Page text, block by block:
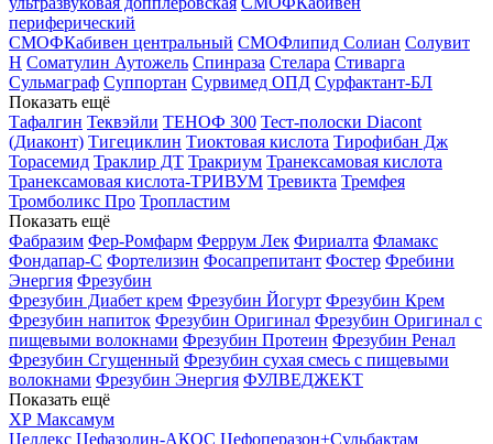
периферический
СМОФКабивен центральный СМОФлипид Солиан Солувит
Н Соматулин Аутожель Спинраза Стелара Стиварга
Сульмаграф Суппортан Сурвимед ОПД Сурфактант-БЛ
Показать ещё
Тафалгин Теквэйли ТЕНОФ 300 Тест-полоски Diacont
(Диаконт) Тигециклин Тиоктовая кислота Тирофибан Дж
Торасемид Траклир ДТ Тракриум Транексамовая кислота
Транексамовая кислота-ТРИВУМ Тревикта Тремфея
Тромболикс Про Тропластим
Показать ещё
Фабразим Фер-Ромфарм Феррум Лек Фириалта Фламакс
Фондапар-С Фортелизин Фосапрепитант Фостер Фребини
Энергия Фрезубин
Фрезубин Диабет крем Фрезубин Йогурт Фрезубин Крем
Фрезубин напиток Фрезубин Оригинал Фрезубин Оригинал с
пищевыми волокнами Фрезубин Протеин Фрезубин Ренал
Фрезубин Сгущенный Фрезубин сухая смесь с пищевыми
волокнами Фрезубин Энергия ФУЛВЕДЖЕКТ
Показать ещё
ХР Максамум
Целлекс Цефазолин-АКОС Цефоперазон+Сульбактам